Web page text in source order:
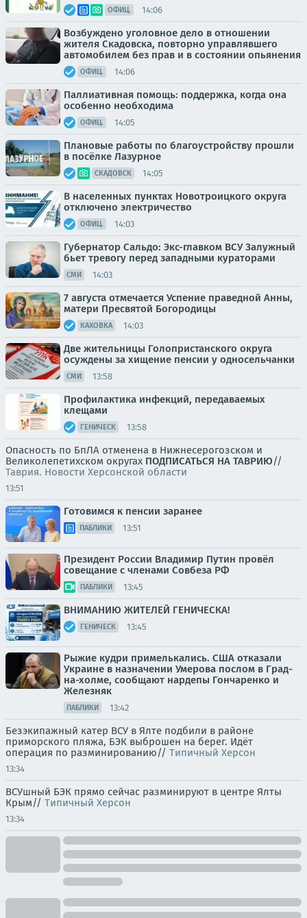
ОФИЦ. 14:06
Возбуждено уголовное дело в отношении
жителя Скадовска, повторно управлявшего
автомобилем без прав и в состоянии опьянения
ОФИЦ. 14:06
Паллиативная помощь: поддержка, когда она
особенно необходима
ОФИЦ. 14:05
Плановые работы по благоустройству прошли
в посёлке Лазурное
СКАДОВСК 14:05
В населенных пунктах Новотроицкого округа
отключено электричество
ОФИЦ. 14:03
Губернатор Сальдо: Экс-главком ВСУ Залужный
бьет тревогу перед западными кураторами
СМИ 14:03
7 августа отмечается Успение праведной Анны,
матери Пресвятой Богородицы
КАХОВКА 14:03
Две жительницы Голопристанского округа
осуждены за хищение пенсии у односельчанки
СМИ 13:58
Профилактика инфекций, передаваемых
клещами
ГЕНИЧЕСК 13:58
Опасность по БпЛА отменена в Нижнесерогозском и
Великолепетихском округах ПОДПИСАТЬСЯ НА ТАВРИЮ//
Таврия. Новости Херсонской области
13:51
Готовимся к пенсии заранее
ПАБЛИКИ 13:51
Президент России Владимир Путин провёл
совещание с членами Совбеза РФ
ПАБЛИКИ 13:45
ВНИМАНИЮ ЖИТЕЛЕЙ ГЕНИЧЕСКА!
ГЕНИЧЕСК 13:45
Рыжие кудри примелькались. США отказали
Украине в назначении Умерова послом в Град-
на-холме, сообщают нардепы Гончаренко и
Железняк
ПАБЛИКИ 13:42
Безэкипажный катер ВСУ в Ялте подбили в районе
приморского пляжа, БЭК выброшен на берег. Идёт
операция по разминированию// Типичный Херсон
13:34
ВСУшный БЭК прямо сейчас разминируют в центре Ялты
Крым// Типичный Херсон
13:34